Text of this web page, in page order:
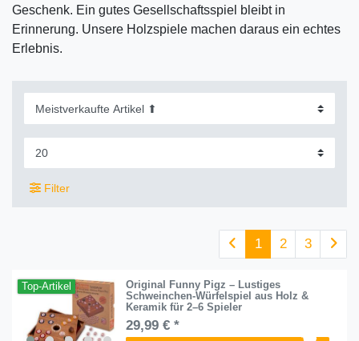
Geschenk. Ein gutes Gesellschaftsspiel bleibt in
Erinnerung. Unsere Holzspiele machen daraus ein echtes
Erlebnis.
Filter
1 2 3
Top-Artikel
Original Funny Pigz – Lustiges
Schweinchen-Würfelspiel aus Holz &
Keramik für 2–6 Spieler
29,99 € *